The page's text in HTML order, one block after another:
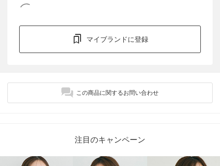
マイブランドに登録
この商品に関するお問い合わせ
注目のキャンペーン